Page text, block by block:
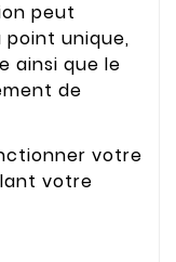
peut
unique,
ainsi que le
de
votre
votre